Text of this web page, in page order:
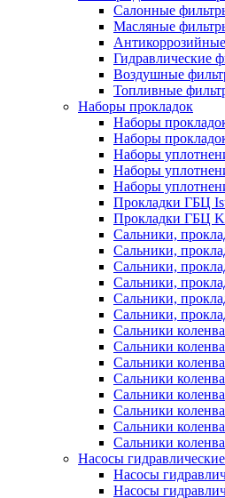
Салонные
Масляные
Гидравлические
Воздушные
Топливные
Наборы прокладок
Наборы
Наборы
Наборы
Наборы
Наборы
Прокладки ГБЦ
Прокладки ГБЦ
Сальники,
Сальники,
Сальники,
Сальники,
Сальники,
Сальники,
Сальники
Сальники
Сальники
Сальники
Сальники
Сальники
Сальники
Сальники
Насосы гидравлические
Насосы
Насосы